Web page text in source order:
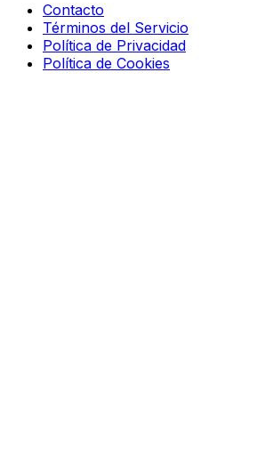
Contacto
Términos del Servicio
Política de Privacidad
Política de Cookies